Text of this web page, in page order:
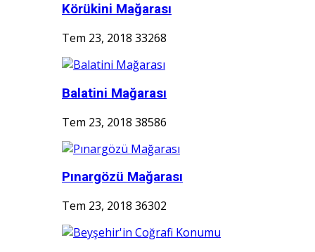
Körükini Mağarası
Tem 23, 2018 33268
Balatini Mağarası
Tem 23, 2018 38586
Pınargözü Mağarası
Tem 23, 2018 36302